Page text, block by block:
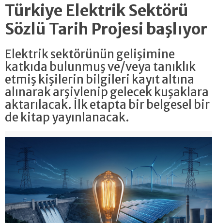
Türkiye Elektrik Sektörü
Sözlü Tarih Projesi başlıyor
Elektrik sektörünün gelişimine
katkıda bulunmuş ve/veya tanıklık
etmiş kişilerin bilgileri kayıt altına
alınarak arşivlenip gelecek kuşaklara
aktarılacak. İlk etapta bir belgesel bir
de kitap yayınlanacak.